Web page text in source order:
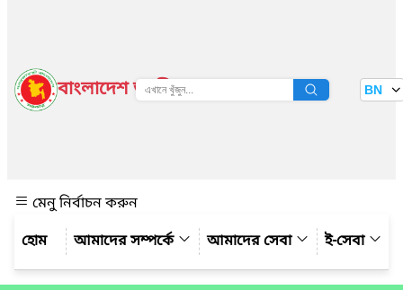
বাংলাদেশ জাতীয় তথ্য বাতায়ন BN
মেনু নির্বাচন করুন
আমাদের সম্পর্কে
আমাদের সেবা ই-সেবা